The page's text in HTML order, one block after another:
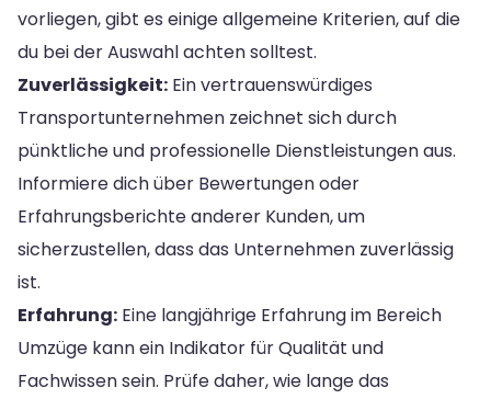
vorliegen, gibt es einige allgemeine Kriterien, auf die
du bei der Auswahl achten solltest.
Zuverlässigkeit: Ein vertrauenswürdiges
Transportunternehmen zeichnet sich durch
pünktliche und professionelle Dienstleistungen aus.
Informiere dich über Bewertungen oder
Erfahrungsberichte anderer Kunden, um
sicherzustellen, dass das Unternehmen zuverlässig
ist.
Erfahrung: Eine langjährige Erfahrung im Bereich
Umzüge kann ein Indikator für Qualität und
Fachwissen sein. Prüfe daher, wie lange das